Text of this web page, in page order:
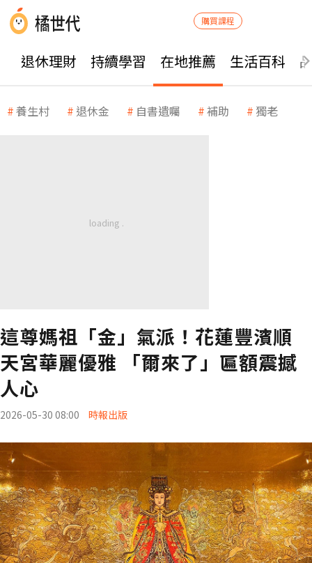
購買課程
退休理財 持續學習 在地推薦 生活百科
養生村 退休金 自書遺囑 補助 獨老
這尊媽祖「金」氣派！花蓮豐濱順
天宮華麗優雅 「爾來了」匾額震撼
人心
2026-05-30 08:00 時報出版